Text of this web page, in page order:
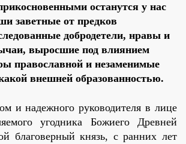
останутся у нас
заветные от предков
добродетели, нравы и
выросшие под влиянием
православной и незаменимые
внешней образованностью.
и надежного руководителя в лице
угодника Божиего Древней
благоверный князь, с ранних лет